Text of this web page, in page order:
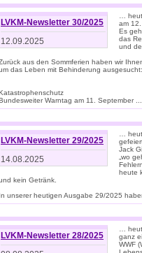
LVKM-Newsletter 30/2025
12.09.2025
…
am
Es
das
und
aus den Sommferien haben wir
das Leben mit Behinderung ausgesucht:
Warntag am 11. September
LVKM-Newsletter 29/2025
14.08.2025
…
Jack
„wo
heute
kein Getränk.
In unserer heutigen Ausgabe 29/2025
LVKM-Newsletter 28/2025
…
ganz
WWF